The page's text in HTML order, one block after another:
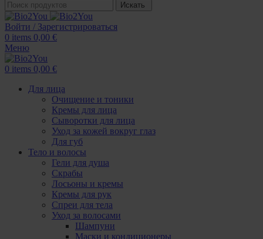
Искать
Войти / Зарегистрироваться
0 items 0,00 €
Меню
0 items 0,00 €
Для лица
Очищение и тоники
Кремы для лица
Сыворотки для лица
Уход за кожей вокруг глаз
Для губ
Тело и волосы
Гели для душа
Скрабы
Лосьоны и кремы
Кремы для рук
Спреи для тела
Уход за волосами
Шампуни
Маски и кондиционеры